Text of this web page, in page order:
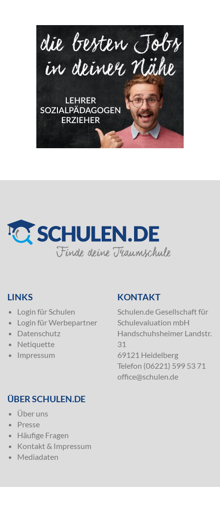
LINKS
Login für Schulen
Login für Werbepartner
Datenschutz
Netiquette
Impressum
KONTAKT
Schulen.de Gesellschaft für
Schulevaluation mbH
Handschuhsheimer Landstr.
31
69121 Heidelberg
Telefon (06221) 599 53 71
office@schulen.de
ÜBER SCHULEN.DE
Über uns
Presse
Häufige Fragen
Kontakt & Impressum
Mediadaten